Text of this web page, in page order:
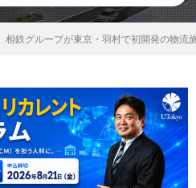
相鉄グループが東京・羽村で初開発の物流